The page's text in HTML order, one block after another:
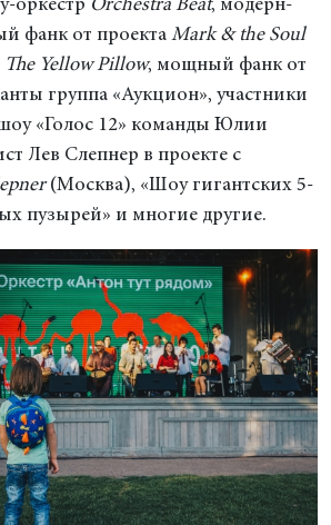
оркестр Orchestra Beat, модерн-
фанк от проекта Mark & the Soul
The Yellow Pillow, мощный фанк от
группа «Аукцион», участники
«Голос 12» команды Юлии
Лев Слепнер в проекте с
(Москва), «Шоу гигантских 5-
пузырей» и многие другие.